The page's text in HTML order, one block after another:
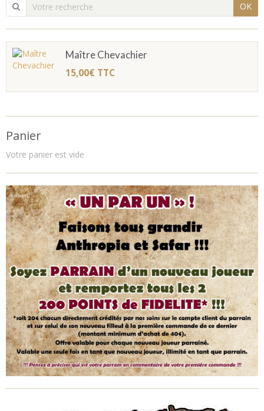
OK
Maître Chevachier
15,00€ TTC
Panier
Votre panier est vide